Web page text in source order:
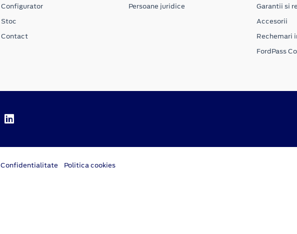
Configurator
Stoc
Contact
Persoane juridice
Garantii si
Accesorii
Rechemari
FordPass
Confidentialitate Politica cookies